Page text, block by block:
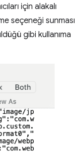
için alakalı
seçeneği sunması
gibi kullanıma